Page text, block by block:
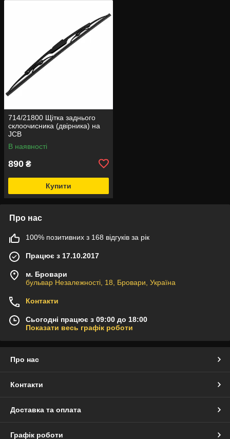
714/21800 Щітка заднього
склоочисника (двірника) на
JCB
В наявності
890 ₴
Купити
Про нас
100% позитивних з 168 відгуків за рік
Працює з 17.10.2017
м. Бровари
бульвар Незалежності, 18, Бровари, Україна
Контакти
Сьогодні працює з 09:00 до 18:00
Показати весь графік роботи
Про нас
Контакти
Доставка та оплата
Графік роботи